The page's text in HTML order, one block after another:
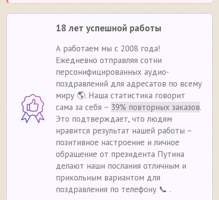
18 лет успешной работы
А работаем мы с 2008 года!
Ежедневно отправляя сотни
персонифицированных аудио-
поздравлений для адресатов по всему
миру 🌎. Наша статистика говорит
сама за себя – 39% повторных заказов.
Это подтверждает, что людям
нравится результат нашей работы –
позитивное настроение и личное
обращение от президента Путина
делают наши послания отличным и
прикольным вариантом для
поздравления по телефону 📞 .